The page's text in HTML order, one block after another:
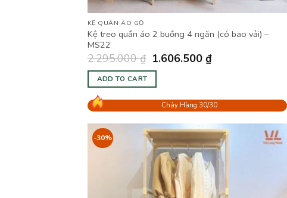
KỆ QUẦN ÁO GỖ
Kệ treo quần áo 2 buồng 4 ngăn (có bao vải) –
MS22
2.295.000₫ 1.606.500₫
ADD TO CART
Cháy Hàng 30/30
-30%